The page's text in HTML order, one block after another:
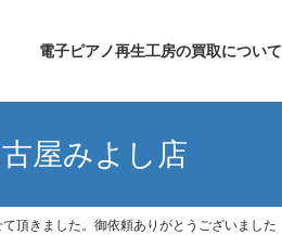
電子ピアノ再生工房の買取について
屋みよし店
頂きました。御依頼ありがとうございました